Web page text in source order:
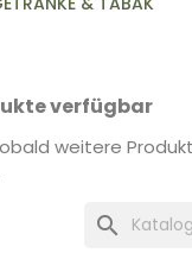
verfügbar
weitere
search